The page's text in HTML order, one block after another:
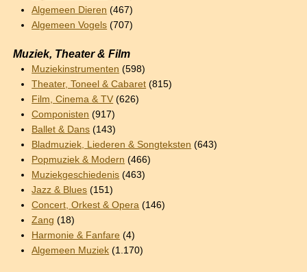
Algemeen Dieren (467)
Algemeen Vogels (707)
Muziek, Theater & Film
Muziekinstrumenten (598)
Theater, Toneel & Cabaret (815)
Film, Cinema & TV (626)
Componisten (917)
Ballet & Dans (143)
Bladmuziek, Liederen & Songteksten (643)
Popmuziek & Modern (466)
Muziekgeschiedenis (463)
Jazz & Blues (151)
Concert, Orkest & Opera (146)
Zang (18)
Harmonie & Fanfare (4)
Algemeen Muziek (1.170)